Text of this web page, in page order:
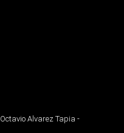
Alvarez Tapia -